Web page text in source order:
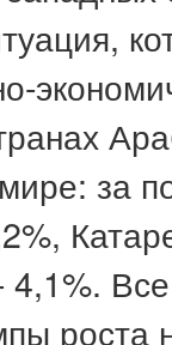
за
Все
роста